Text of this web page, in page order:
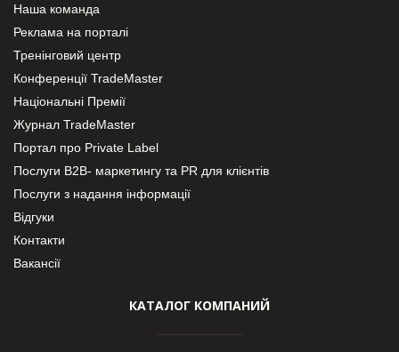
Наша команда
Реклама на порталі
Тренінговий центр
Конференції TradeMaster
Національні Премії
Журнал TradeMaster
Портал про Private Label
Послуги В2В- маркетингу та PR для клієнтів
Послуги з надання інформації
Відгуки
Контакти
Вакансії
КАТАЛОГ КОМПАНИЙ